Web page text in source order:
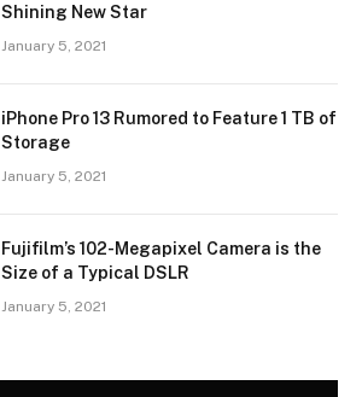
Shining New Star
January 5, 2021
iPhone Pro 13 Rumored to Feature 1 TB of
Storage
January 5, 2021
Fujifilm’s 102-Megapixel Camera is the
Size of a Typical DSLR
January 5, 2021